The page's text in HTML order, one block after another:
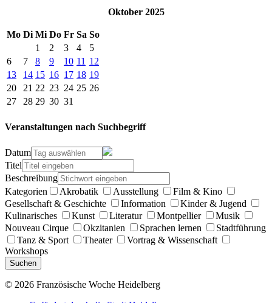
Oktober 2025
Mo Di Mi Do Fr Sa So
1
2 3 4
5
6
7 8 9 10 11 12
13
14 15 16 17 18 19
20
21 22 23 24 25 26
27
28 29 30 31
Veranstaltungen nach Suchbegriff
Datum
Titel
Beschreibung
Kategorien
Akrobatik Ausstellung
Film & Kino
Gesellschaft & Geschichte
Information
Kinder & Jugend
Kulinarisches
Kunst Literatur Montpellier
Musik
Nouveau Cirque
Okzitanien Sprachen lernen
Stadtführung
Tanz & Sport
Theater
Vortrag & Wissenschaft
Workshops
Suchen
© 2026 Französische Woche Heidelberg